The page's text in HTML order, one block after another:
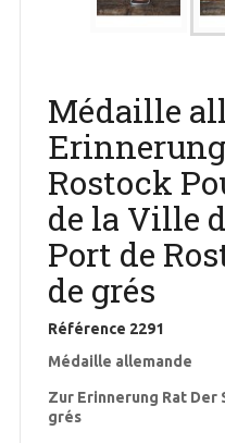
Médaille
Rostock
de la Ville
Port de
de grés
Référence 2291
Médaille allemande
Zur Erinnerung Rat
grés